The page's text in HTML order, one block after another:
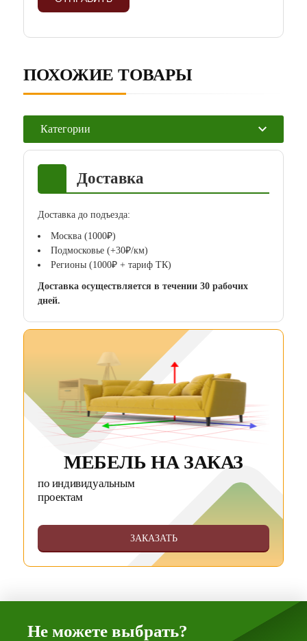
Категории
Доставка
Доставка до подъезда:
Москва (1000₽)
Подмосковье (+30₽/км)
Регионы (1000₽ + тариф ТК)
Доставка осуществляется в течении 30 рабочих
дней.
МЕБЕЛЬ НА ЗАКАЗ
по индивидуальным
проектам
ЗАКАЗАТЬ
ПОХОЖИЕ ТОВАРЫ
Не можете выбрать?